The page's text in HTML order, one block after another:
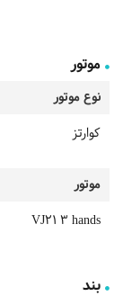
موتور
نوع موتور
کوارتز
موتور
VJ21 3 hands
بند